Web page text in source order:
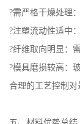
?需严格干燥处理
?注塑流动性适中
?纤维取向明显：
?模具磨损较高：
合理的工艺控制对